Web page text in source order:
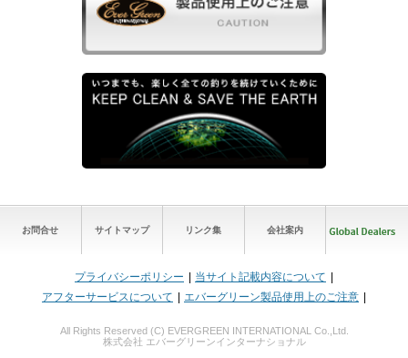
お問合せ サイトマップ リンク集 会社案内
プライバシーポリシー
当サイト記載内容について
アフターサービスについて
エバーグリーン製品使用上のご注意
All Rights Reserved (C) EVERGREEN INTERNATIONAL Co.,Ltd.
株式会社 エバーグリーンインターナショナル